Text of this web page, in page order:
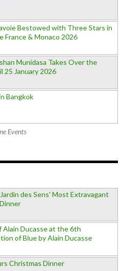
Bestowed with Three Stars in
France & Monaco 2026
Munidasa Takes Over the
25 January 2026
Bangkok
Events
des Sens' Most Extravagant
Alain Ducasse at the 6th
of Blue by Alain Ducasse
Christmas Dinner